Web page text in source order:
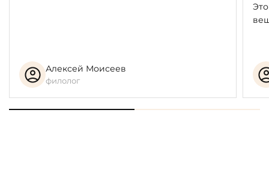
Алексей Моисеев
филолог